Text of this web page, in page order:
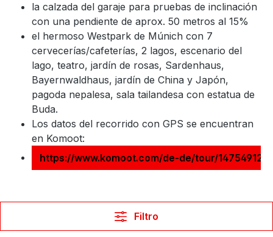
la calzada del garaje para pruebas de inclinación
con una pendiente de aprox. 50 metros al 15%
el hermoso Westpark de Múnich con 7
cervecerías/cafeterías, 2 lagos, escenario del
lago, teatro, jardín de rosas, Sardenhaus,
Bayernwaldhaus, jardín de China y Japón,
pagoda nepalesa, sala tailandesa con estatua de
Buda.
Los datos del recorrido con GPS se encuentran
en Komoot:
https://www.komoot.com/de-de/tour/
Filtro